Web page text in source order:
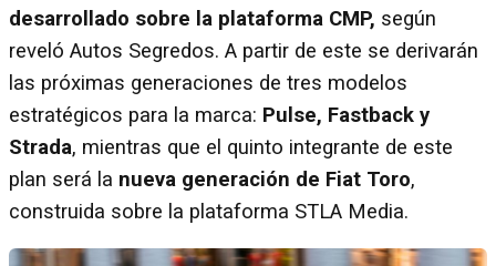
desarrollado sobre la plataforma CMP, según
reveló Autos Segredos. A partir de este se derivarán
las próximas generaciones de tres modelos
estratégicos para la marca: Pulse, Fastback y
Strada, mientras que el quinto integrante de este
plan será la nueva generación de Fiat Toro,
construida sobre la plataforma STLA Media.